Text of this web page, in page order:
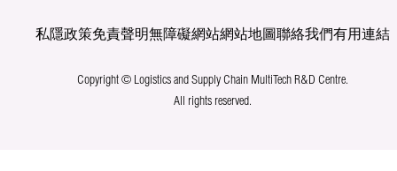
私隱政策免責聲明無障礙網站網站地圖聯絡我們有用連結
Copyright © Logistics and Supply Chain MultiTech R&D Centre.
All rights reserved.